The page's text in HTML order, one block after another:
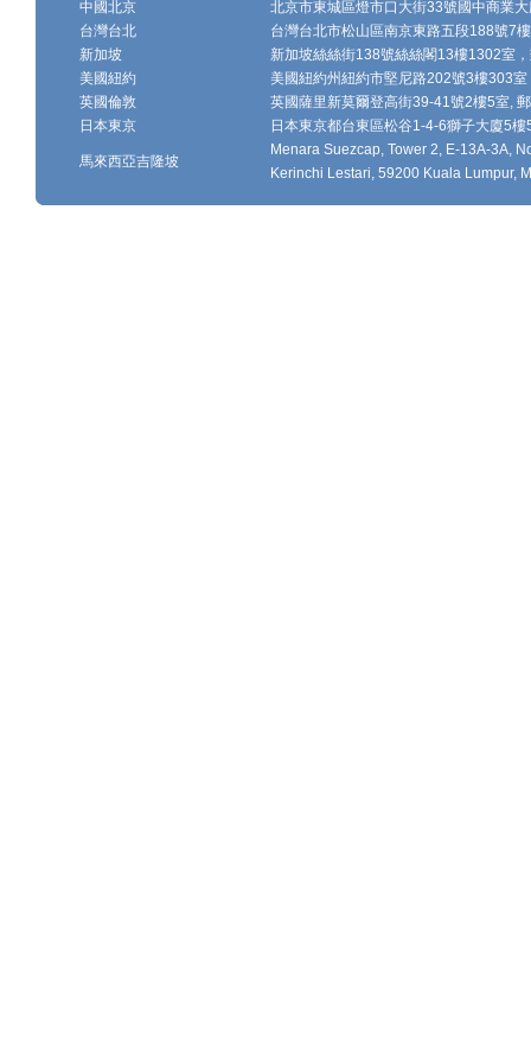
中國北京
北京市東城區燈市口大街33號國中商業
台灣台北
台灣台北市松山區南京東路五段188號7
新加坡
新加坡絲絲街138號絲絲閣13樓1302室
美國紐約
美國紐約州紐約市堅尼路202號3樓303
英國倫敦
英國薩里新莫爾登高街39-41號2樓5室,
日本東京
日本東京都台東區松谷1-4-6獅子大廈5
馬來西亞吉隆坡
Menara Suezcap, Tower 2, E-13A-3A,
Kerinchi Lestari, 59200 Kuala Lumpur,